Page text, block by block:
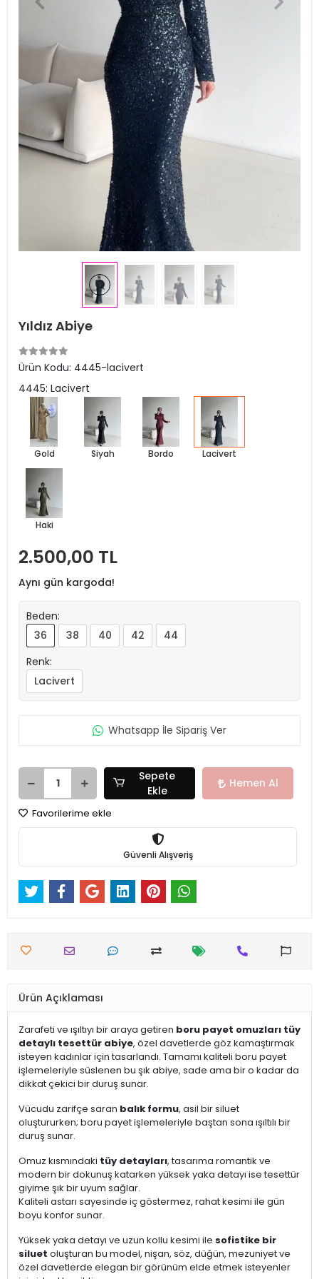
Yıldız Abiye
Ürün Kodu: 4445-lacivert
4445: Lacivert
Gold Siyah Bordo Lacivert
Haki
2.500,00 TL
Aynı gün kargoda!
Beden:
36
38 40 42
44
Renk:
Lacivert
Whatsapp İle Sipariş Ver
Sepete
Ekle
Hemen Al
Favorilerime ekle
Güvenli Alışveriş
Ürün Açıklaması
Zarafeti ve ışıltıyı bir araya getiren boru payet omuzları tüy
detaylı tesettür abiye, özel davetlerde göz kamaştırmak
isteyen kadınlar için tasarlandı. Tamamı kaliteli boru payet
işlemeleriyle süslenen bu şık abiye, sade ama bir o kadar da
dikkat çekici bir duruş sunar.
Vücudu zarifçe saran balık formu, asil bir siluet
oluştururken; boru payet işlemeleriyle baştan sona ışıltılı bir
duruş sunar.
Omuz kısmındaki tüy detayları, tasarıma romantik ve
modern bir dokunuş katarken yüksek yaka detayı ise tesettür
giyime şık bir uyum sağlar.
Kaliteli astarı sayesinde iç göstermez, rahat kesimi ile gün
boyu konfor sunar.
Yüksek yaka detayı ve uzun kollu kesimi ile sofistike bir
siluet oluşturan bu model, nişan, söz, düğün, mezuniyet ve
özel davetlerde elegan bir görünüm elde etmek isteyenler